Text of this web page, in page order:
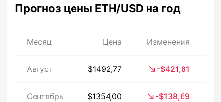
Прогноз цены ETH/USD на год
Месяц Цена Изменения
Август $1492,77 -$421,81
Сентябрь $1354,00 -$138,69